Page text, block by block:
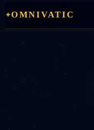
содержимому
✦OMNIVATIC